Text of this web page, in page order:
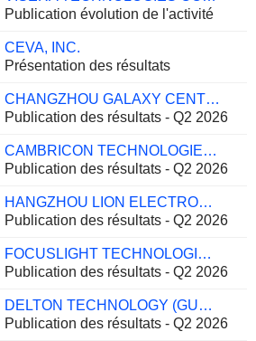
Publication évolution de l'activité
CEVA, INC.
Présentation des résultats
CHANGZHOU GALAXY CENTURY MICROELECTRONICS CO.,LTD.
Publication des résultats - Q2 2026
CAMBRICON TECHNOLOGIES CORPORATION LIMITED
Publication des résultats - Q2 2026
HANGZHOU LION ELECTRONICS CO.,LTD
Publication des résultats - Q2 2026
FOCUSLIGHT TECHNOLOGIES INC
Publication des résultats - Q2 2026
DELTON TECHNOLOGY (GUANGZHOU) INC.
Publication des résultats - Q2 2026